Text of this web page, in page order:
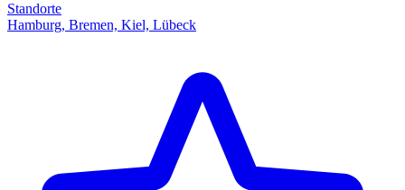
Standorte
Hamburg, Bremen, Kiel, Lübeck